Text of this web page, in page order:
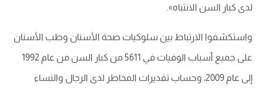
لدى كبار السن الانتباه».
واستكشفوا الارتباط بين سلوكيات صحة الأسنان وطب الأسنان
على جميع أسباب الوفيات في 5611 من كبار السن من عام 1992
إلى عام 2009، وحساب تقديرات المخاطر لدى الرجال والنساء